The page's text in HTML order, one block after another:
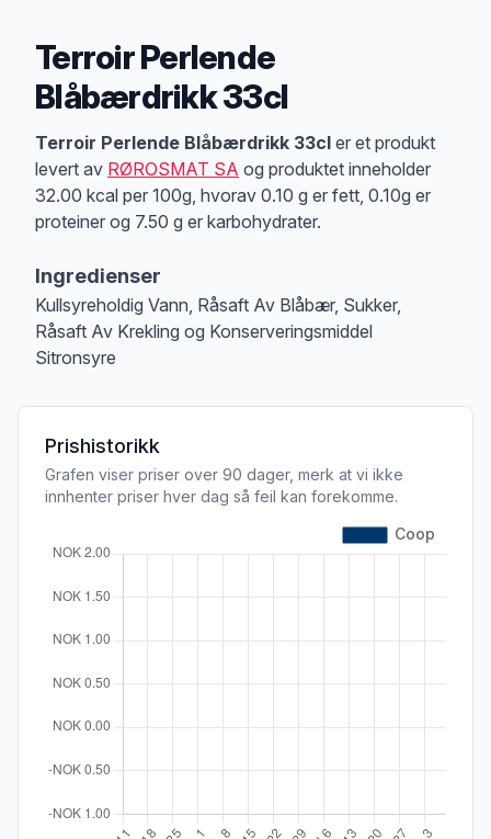
Terroir Perlende
Blåbærdrikk 33cl
Produktbeskrivelse
Terroir Perlende Blåbærdrikk 33cl er et produkt
levert av RØROSMAT SA og produktet inneholder
32.00 kcal per 100g, hvorav 0.10 g er fett, 0.10g er
proteiner og 7.50 g er karbohydrater.
Ingredienser
Kullsyreholdig Vann, Råsaft Av Blåbær, Sukker,
Råsaft Av Krekling og Konserveringsmiddel
Sitronsyre
Prishistorikk
Grafen viser priser over 90 dager, merk at vi ikke
innhenter priser hver dag så feil kan forekomme.